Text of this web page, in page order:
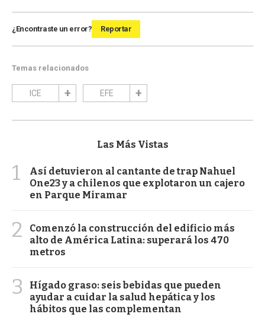
¿Encontraste un error? Reportar
Temas relacionados
ICE EFE
Las Más Vistas
1
Así detuvieron al cantante de trap Nahuel
One23 y a chilenos que explotaron un cajero
en Parque Miramar
2
Comenzó la construcción del edificio más
alto de América Latina: superará los 470
metros
3
Hígado graso: seis bebidas que pueden
ayudar a cuidar la salud hepática y los
hábitos que las complementan